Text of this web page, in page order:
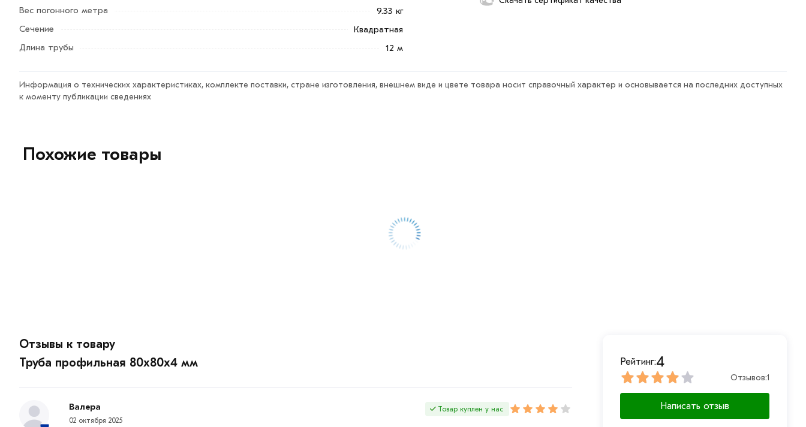
Возврат купленного товарa в течение 7 дней (наличие чека обязательно).
Вес погонного метра
9.33 кг
Сечение
Квадратная
Длина трубы
12 м
Информация о технических характеристиках, комплекте поставки, стране изготовления, внешнем виде и цвете товара носит справочный характер и основывается на последних доступных
к моменту публикации сведениях
Похожие товары
Отзывы к товару
Труба профильная 80х80х4 мм
Валера
02 октября 2025
Товар куплен у нас
Рейтинг:4
Отзывов:1
Написать отзыв